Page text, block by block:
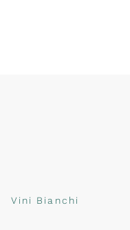
Vini Bianchi